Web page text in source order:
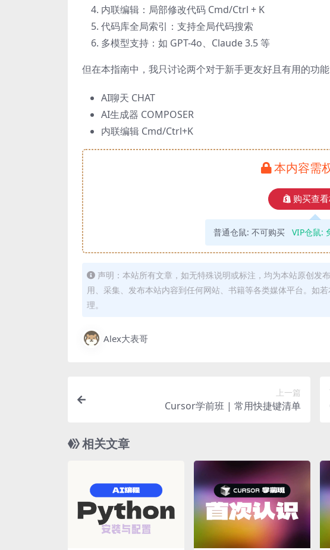
内联编辑：局部修改代码 Cmd/Ctrl + K
代码库全局索引：支持全局代码搜索
多模型支持：如 GPT-4o、Claude 3.5 等
但在本指南中，我只讨论两个对于新手更友好且有用的功
AI聊天 CHAT
AI生成器 COMPOSER
内联编辑 Cmd/Ctrl+K
本内容需
购买查
普通仓鼠: 不可购买 VIP仓鼠:
声明：本站所有文章，如无特殊说明或标注，均为本站原创发
用、采集、发布本站内容到任何网站、书籍等各类媒体平台。如
理。
Alex大表哥
上一篇
Cursor学前班 | 常用快捷键清单
相关文章